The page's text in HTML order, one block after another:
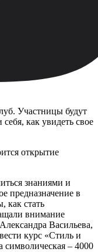
Участницы будут
как увидеть свое
открытие
знаниями и
предназначение в
как стать
внимание
Васильева,
курс «Стиль и
символическая – 4000